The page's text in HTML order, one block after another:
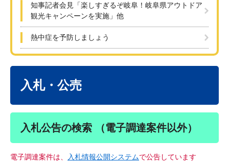
知事記者会見「楽しすぎるぞ岐阜！岐阜県アウトドア
観光キャンペーンを実施」他
熱中症を予防しましょう
入札・公売
入札公告の検索 （電子調達案件以外）
電子調達案件は、 入札情報公開システムで公告しています